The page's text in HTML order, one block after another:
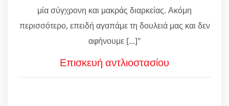
μία σύγχρονη και μακράς διαρκείας. Ακόμη
περισσότερο, επειδή αγαπάμε τη δουλειά μας και δεν
αφήνουμε [...]"
Επισκευή αντλιοστασίου